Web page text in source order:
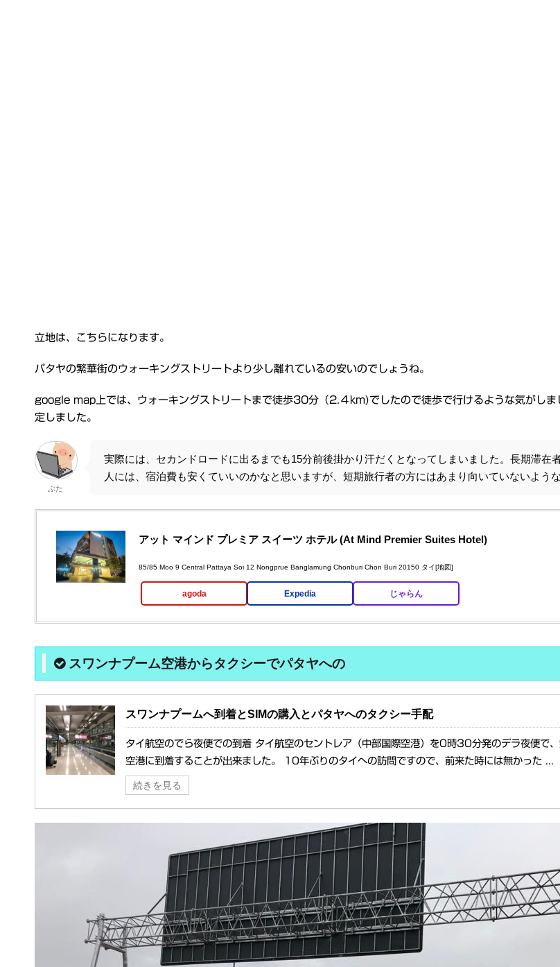
立地は、こちらになります。
パタヤの繁華街のウォーキングストリートより少し離れているの安いのでしょうね。
google map上では、ウォーキングストリートまで徒歩30分（2.４km)でしたので徒歩で行けるような気がしま
定しました。
ぶた
実際には、セカンドロードに出るまでも15分前後掛かり汗だくとなってしまいました。長期滞在
人には、宿泊費も安くていいのかなと思いますが、短期旅行者の方にはあまり向いていないような
アット マインド プレミア スイーツ ホテル (At Mind Premier Suites Hotel)
85/85 Moo 9 Central Pattaya Soi 12 Nongprue Banglamung Chonburi Chon Buri 20150 タイ[地図]
agoda Expedia じゃらん
スワンナプーム空港からタクシーでパタヤへの
スワンナプームへ到着とSIMの購入とパタヤへのタクシー手配
タイ航空のでら夜便での到着 タイ航空のセントレア（中部国際空港）を0時30分発のデラ夜便で
空港に到着することが出来ました。 10年ぶりのタイへの訪問ですので、前来た時には無かった ...
続きを見る